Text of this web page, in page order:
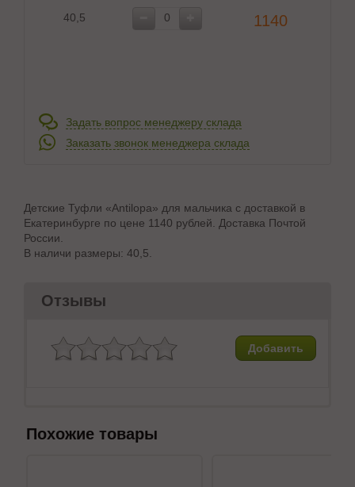
40,5 1140
Задать вопрос менеджеру склада
Заказать звонок менеджера склада
Детские Туфли «Antilopa» для мальчика с доставкой в
Екатеринбурге по цене 1140 рублей. Доставка Почтой
России.
В наличи размеры: 40,5.
Отзывы
Добавить
Похожие товары